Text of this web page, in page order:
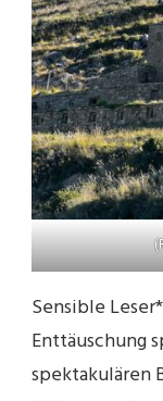
Sensible
Enttäuschung
spektakulären